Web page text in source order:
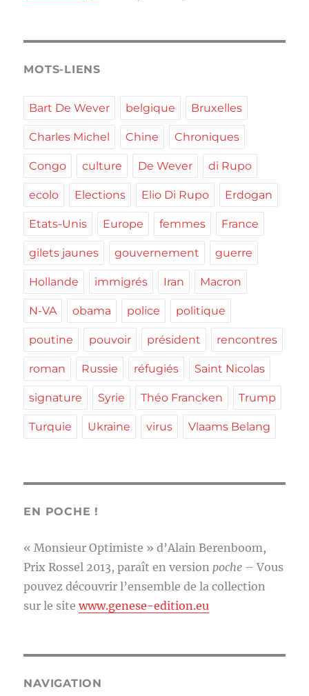
MOTS-LIENS
Bart De Wever belgique Bruxelles
Charles Michel Chine Chroniques
Congo culture De Wever di Rupo
ecolo Elections Elio Di Rupo Erdogan
Etats-Unis Europe femmes France
gilets jaunes gouvernement guerre
Hollande immigrés Iran Macron
N-VA obama police politique
poutine pouvoir président rencontres
roman Russie réfugiés Saint Nicolas
signature Syrie Théo Francken Trump
Turquie Ukraine virus Vlaams Belang
EN POCHE !
« Monsieur Optimiste » d’Alain Berenboom,
Prix Rossel 2013, paraît en version poche – Vous
pouvez découvrir l’ensemble de la collection
sur le sitewww.genese-edition.eu
NAVIGATION